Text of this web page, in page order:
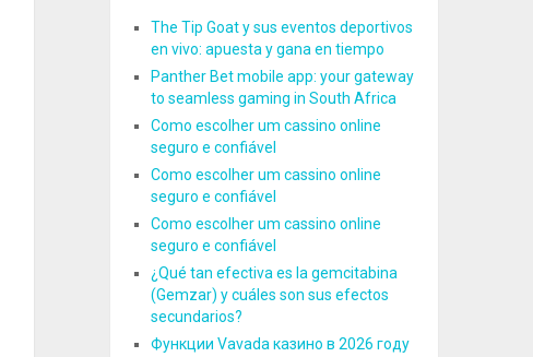
The Tip Goat y sus eventos deportivos
en vivo: apuesta y gana en tiempo
Panther Bet mobile app: your gateway
to seamless gaming in South Africa
Como escolher um cassino online
seguro e confiável
Como escolher um cassino online
seguro e confiável
Como escolher um cassino online
seguro e confiável
¿Qué tan efectiva es la gemcitabina
(Gemzar) y cuáles son sus efectos
secundarios?
Функции Vavada казино в 2026 году